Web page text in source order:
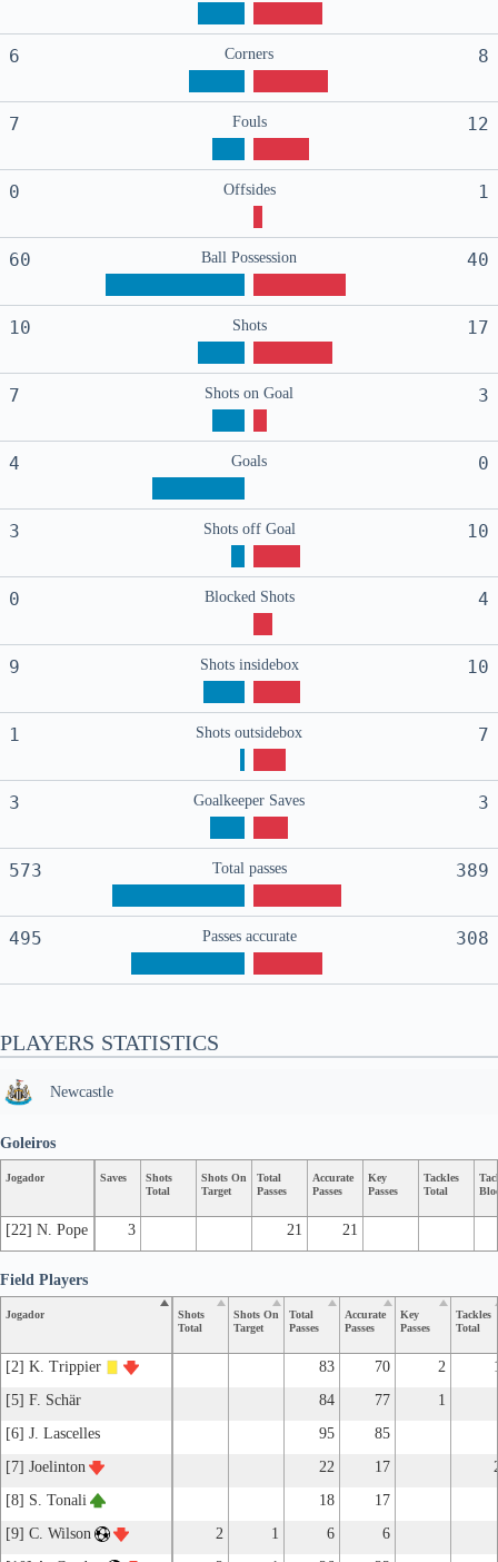
6 Corners 8
7 Fouls 12
0 Offsides 1
60 Ball Possession 40
10 Shots 17
7 Shots on Goal 3
4 Goals 0
3 Shots off Goal 10
0 Blocked Shots 4
9 Shots insidebox 10
1 Shots outsidebox 7
3 Goalkeeper Saves 3
573 Total passes 389
495 Passes accurate 308
PLAYERS STATISTICS
Newcastle
Jogador Saves
Shots
Total
Shots On
Target
Total
Passes
Accurate
Passes
Key
Passes
Tackles
Total
[22] N. Pope 3 21 21
Goleiros
Jogador
Shots
Total
Shots On
Target
Total
Passes
Accurate
Passes
Key
Passes
Tackles
Total
[2] K. Trippier 83 70 2
[5] F. Schär
84 77
1
[6] J. Lascelles
95
85
[7] Joelinton
22 17
[8] S. Tonali
18
17
[9] C. Wilson
2 1 6
6
Field Players